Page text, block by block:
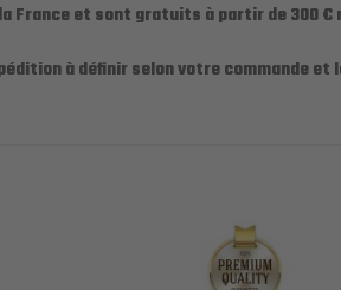
France et sont gratuits à partir de 300 €
à définir selon votre commande et